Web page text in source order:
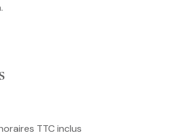
TTC inclus